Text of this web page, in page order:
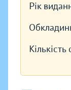
Рік
Кількість